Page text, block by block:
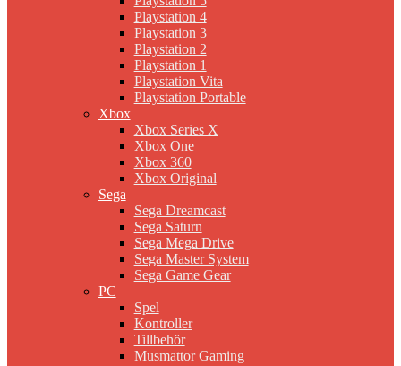
Playstation 4
Playstation 3
Playstation 2
Playstation 1
Playstation Vita
Playstation Portable
Xbox
Xbox Series X
Xbox One
Xbox 360
Xbox Original
Sega
Sega Dreamcast
Sega Saturn
Sega Mega Drive
Sega Master System
Sega Game Gear
PC
Spel
Kontroller
Tillbehör
Musmattor Gaming